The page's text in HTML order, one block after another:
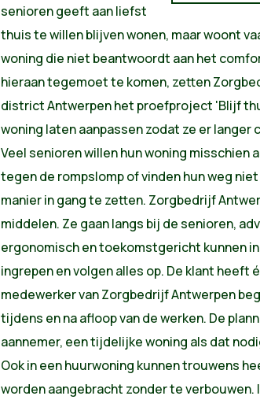
senioren geeft aan liefst
thuis te willen blijven wonen, maar woont
woning die niet beantwoordt aan het
hieraan tegemoet te komen, zetten
district Antwerpen het proefproject 'Blijf
woning laten aanpassen zodat ze er langer
Veel senioren willen hun woning misschien
tegen de rompslomp of vinden hun weg
manier in gang te zetten. Zorgbedrijf
middelen. Ze gaan langs bij de senioren,
ergonomisch en toekomstgericht kunnen
ingrepen en volgen alles op. De klant heeft
medewerker van Zorgbedrijf Antwerpen
tijdens en na afloop van de werken. De
aannemer, een tijdelijke woning als dat
Ook in een huurwoning kunnen trouwens
worden aangebracht zonder te